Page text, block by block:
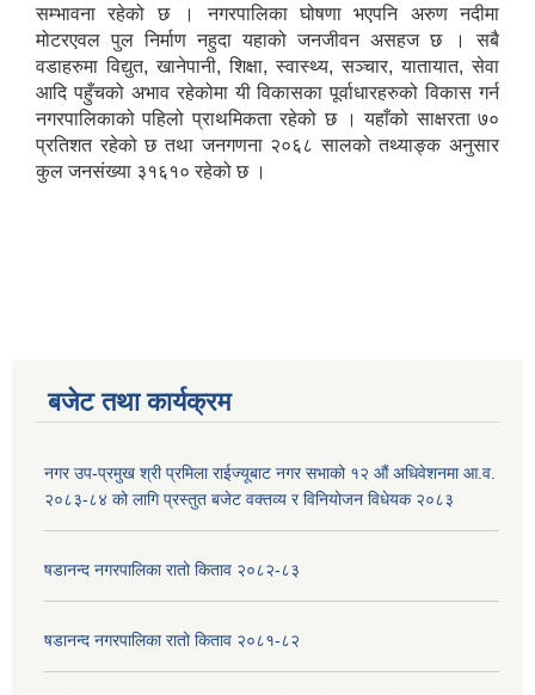
सम्भावना रहेको छ । नगरपालिका घोषणा भएपनि अरुण नदीमा
मोटरएवल पुल निर्माण नहुदा यहाको जनजीवन असहज छ । सबै
वडाहरुमा विद्युत, खानेपानी, शिक्षा, स्वास्थ्य, सञ्चार, यातायात, सेवा
आदि पहुँचको अभाव रहेकोमा यी विकासका पूर्वाधारहरुको विकास गर्न
नगरपालिकाको पहिलो प्राथमिकता रहेको छ । यहाँको साक्षरता ७०
प्रतिशत रहेको छ तथा जनगणना २०६८ सालको तथ्याङ्क अनुसार
कुल जनसंख्या ३१६१० रहेको छ ।
बजेट तथा कार्यक्रम
नगर उप-प्रमुख श्री प्रमिला राईज्यूबाट नगर सभाको १२ ‍औं अधिवेशनमा आ.व.
२०८३-८४ को लागि प्रस्तुत बजेट वक्तव्य र विनियोजन विधेयक २०८३
षडानन्द नगरपालिका रातो किताव २०८२-८३
षडानन्द नगरपालिका रातो किताव २०८१-८२